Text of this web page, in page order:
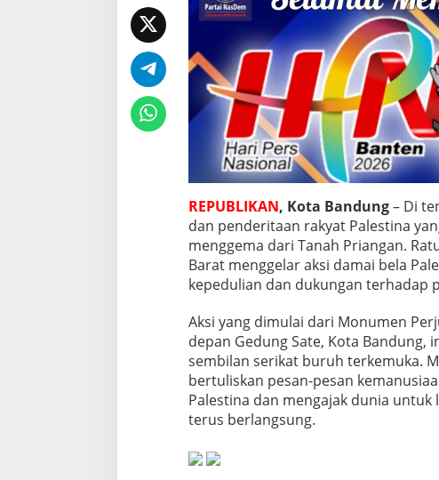
l
e
s
t
i
n
a
S
e
r
u
k
a
n
K
e
a
d
l
a
n
d
a
r
i
REPUBLIKAN, Kota Bandung– Di
dan penderitaan rakyat Palestina
menggema dari Tanah Priangan.
Barat menggelar aksi damai bela
kepedulian dan dukungan terhadap
Aksi yang dimulai dari Monumen
depan Gedung Sate, Kota
sembilan serikat buruh terkemuka.
bertuliskan pesan-pesan
Palestina dan mengajak dunia
terus berlangsung.